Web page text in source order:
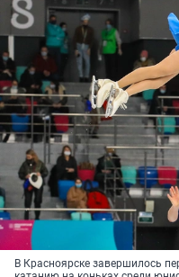
В Красноярске завершилось